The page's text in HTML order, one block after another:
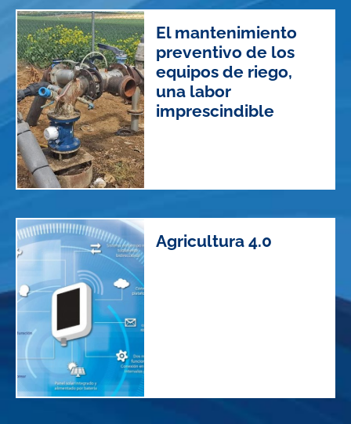
El mantenimiento
preventivo de los
equipos de riego,
una labor
imprescindible
Agricultura 4.0